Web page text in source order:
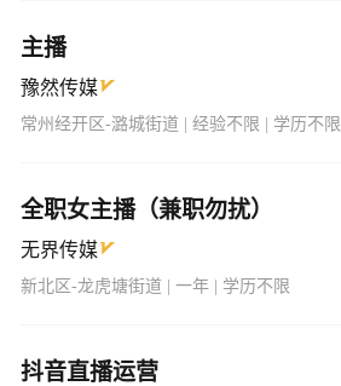
主播
豫然传媒
常州经开区-潞城街道 | 经验不限 | 学历不限
全职女主播（兼职勿扰）
无界传媒
新北区-龙虎塘街道 | 一年 | 学历不限
抖音直播运营